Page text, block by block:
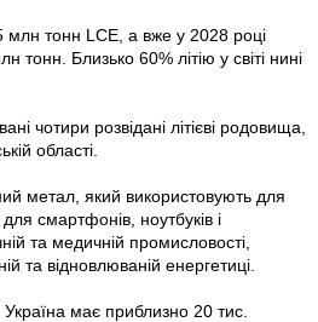
млн тонн LCЕ, а вже у 2028 році
тонн. Близько 60% літію у світі нині
чотири розвідані літієві родовища,
області.
метал, який використовують для
смартфонів, ноутбуків і
та медичній промисловості,
та відновлюваній енергетиці.
має приблизно 20 тис.